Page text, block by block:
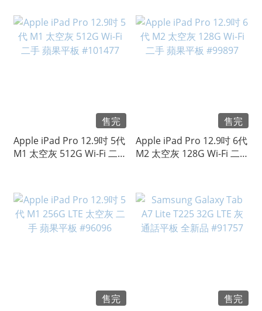
售完
Apple iPad Pro 12.9吋 5代
M1 太空灰 512G Wi-Fi 二
售完
Apple iPad Pro 12.9吋 6代
M2 太空灰 128G Wi-Fi 二
售完
售完